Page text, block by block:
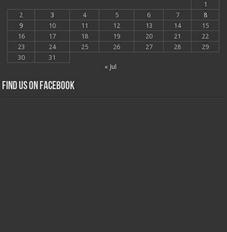
1
2
3 4 5 6 7
8
9
10 11 12 13 14
15
16
17 18 19 20 21
22
23
24 25 26 27 28
29
30
31
« Jul
Find us on Facebook